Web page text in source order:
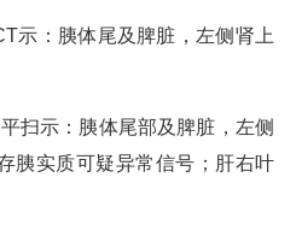
示：胰体尾及脾脏，左侧肾上
扫示：胰体尾部及脾脏，左侧
胰实质可疑异常信号；肝右叶